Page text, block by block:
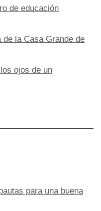
de educación
la Casa Grande de
ojos de un
para una buena